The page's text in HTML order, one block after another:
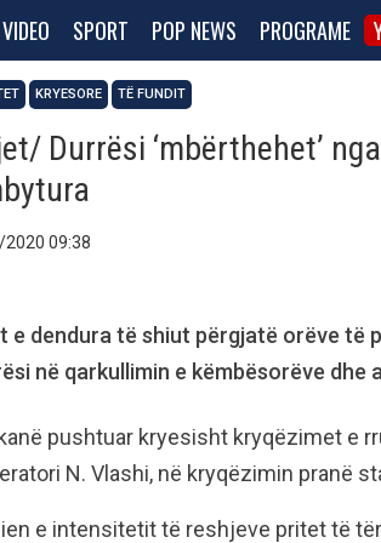
VIDEO SPORT POP NEWS PROGRAME
KRYESORE TË FUNDIT
Durrësi ‘mbërthehet’
09:38
e dendura të shiut përgjatë orëve të
në qarkullimin e këmbësorëve dhe
pushtuar kryesisht kryqëzimet e
N. Vlashi, në kryqëzimin pranë
e intensitetit të reshjeve pritet të